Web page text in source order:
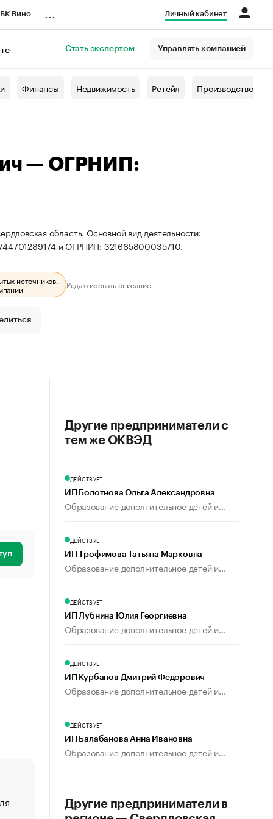
Вино Личный кабинет
Стать экспертом Управлять компанией
Финансы Недвижимость Ретейл Производство
— ОГРНИП:
область. Основной вид деятельности:
и ОГРНИП: 321665800035710.
источников.
Редактировать описание
«От спорта тело стареет иначе». Как живет глава
создавшей GTA
Другие предприниматели с
тем же ОКВЭД
ДЕЙСТВУЕТ
ИП Болотнова Ольга Александровна
Образование дополнительное детей и...
ДЕЙСТВУЕТ
ИП Трофимова Татьяна Марковна
Образование дополнительное детей и...
ДЕЙСТВУЕТ
ИП Лубнина Юлия Георгиевна
Образование дополнительное детей и...
ДЕЙСТВУЕТ
ИП Курбанов Дмитрий Федорович
Образование дополнительное детей и...
ДЕЙСТВУЕТ
ИП Балабанова Анна Ивановна
Образование дополнительное детей и...
Другие предприниматели в